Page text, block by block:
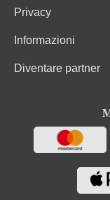
Privacy
Informazioni
Diventare partner